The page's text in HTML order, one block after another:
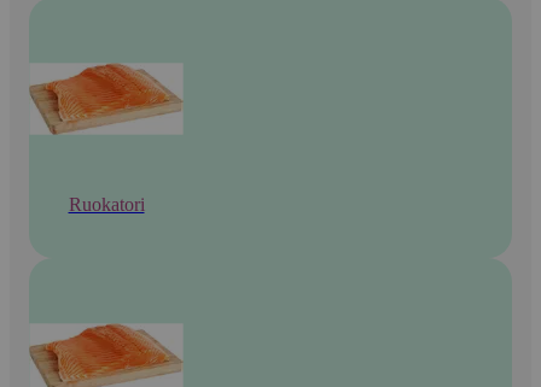
Ruokatori